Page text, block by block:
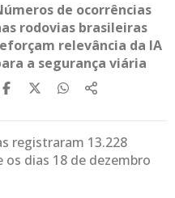
de ocorrências
rodovias brasileiras
relevância da IA
a segurança viária
registraram 13.228
dias 18 de dezembro